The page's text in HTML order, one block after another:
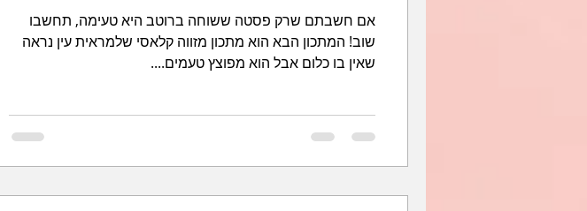
אם חשבתם שרק פסטה ששוחה ברוטב היא טעימה, תחשבו
שוב! המתכון הבא הוא מתכון מזווה קלאסי שלמראית עין נראה
שאין בו כלום אבל הוא מפוצץ טעמים....